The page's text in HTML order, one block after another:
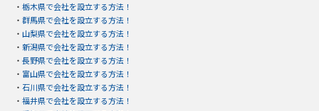
・ 栃木県で会社を設立する方法！
・ 群馬県で会社を設立する方法！
・ 山梨県で会社を設立する方法！
・ 新潟県で会社を設立する方法！
・ 長野県で会社を設立する方法！
・ 富山県で会社を設立する方法！
・ 石川県で会社を設立する方法！
・ 福井県で会社を設立する方法！